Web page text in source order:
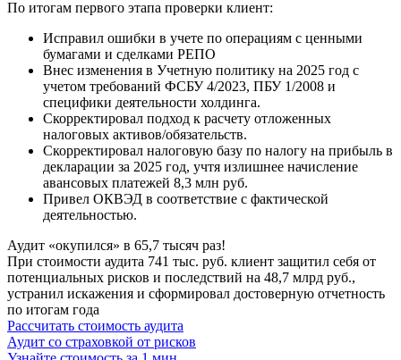
По итогам первого этапа проверки клиент:
Исправил ошибки в учете по операциям с ценными
бумагами и сделками РЕПО
Внес изменения в Учетную политику на 2025 год с
учетом требований ФСБУ 4/2023, ПБУ 1/2008 и
специфики деятельности холдинга.
Скорректировал подход к расчету отложенных
налоговых активов/обязательств.
Скорректировал налоговую базу по налогу на прибыль в
декларации за 2025 год, учтя излишнее начисление
авансовых платежей 8,3 млн руб.
Привел ОКВЭД в соответствие с фактической
деятельностью.
Аудит «окупился» в 65,7 тысяч раз!
При стоимости аудита 741 тыс. руб. клиент защитил себя от
потенциальных рисков и последствий на 48,7 млрд руб.,
устранил искажения и сформировал достоверную отчетность
по итогам года
Рассчитать стоимость аудита
Аудит со страховкой от рисков